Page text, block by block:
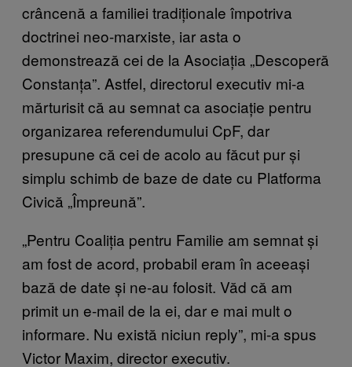
crâncenă a familiei tradiționale împotriva
doctrinei neo-marxiste, iar asta o
demonstrează cei de la Asociația „Descoperă
Constanța”. Astfel, directorul executiv mi-a
mărturisit că au semnat ca asociație pentru
organizarea referendumului CpF, dar
presupune că cei de acolo au făcut pur și
simplu schimb de baze de date cu Platforma
Civică „Împreună”.
„Pentru Coaliția pentru Familie am semnat și
am fost de acord, probabil eram în aceeași
bază de date și ne-au folosit. Văd că am
primit un e-mail de la ei, dar e mai mult o
informare. Nu există niciun reply”, mi-a spus
Victor Maxim, director executiv.